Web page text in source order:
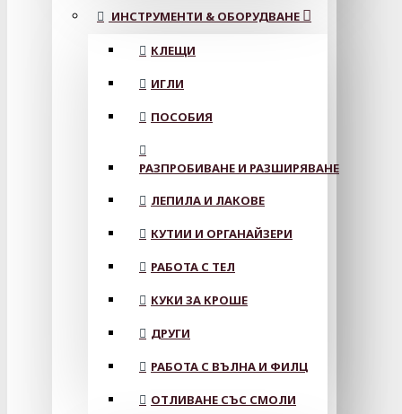
ИНСТРУМЕНТИ & ОБОРУДВАНЕ
КЛЕЩИ
ИГЛИ
ПОСОБИЯ
РАЗПРОБИВАНЕ И РАЗШИРЯВАНЕ
ЛЕПИЛА И ЛАКОВЕ
КУТИИ И ОРГАНАЙЗЕРИ
РАБОТА С ТЕЛ
КУКИ ЗА КРОШЕ
ДРУГИ
РАБОТА С ВЪЛНА И ФИЛЦ
ОТЛИВАНЕ СЪС СМОЛИ